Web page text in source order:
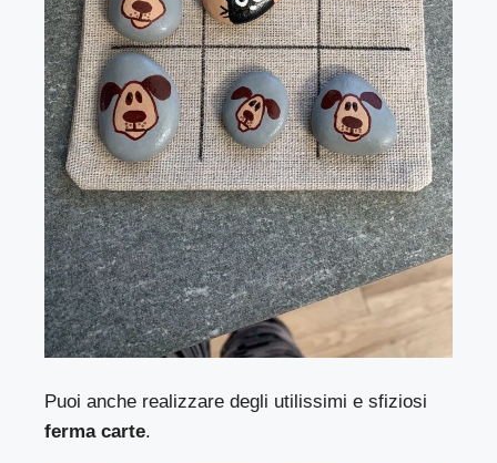
Puoi anche realizzare degli utilissimi e sfiziosi
ferma carte.